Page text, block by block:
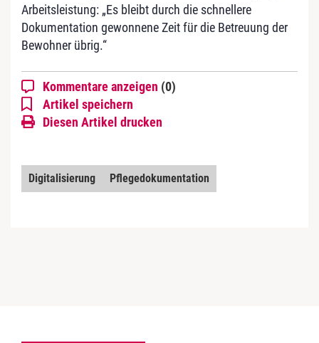
Arbeitsleistung: „Es bleibt durch die schnellere
Dokumentation gewonnene Zeit für die Betreuung der
Bewohner übrig.“
Kommentare anzeigen (0)
Artikel speichern
Diesen Artikel drucken
Digitalisierung Pflegedokumentation